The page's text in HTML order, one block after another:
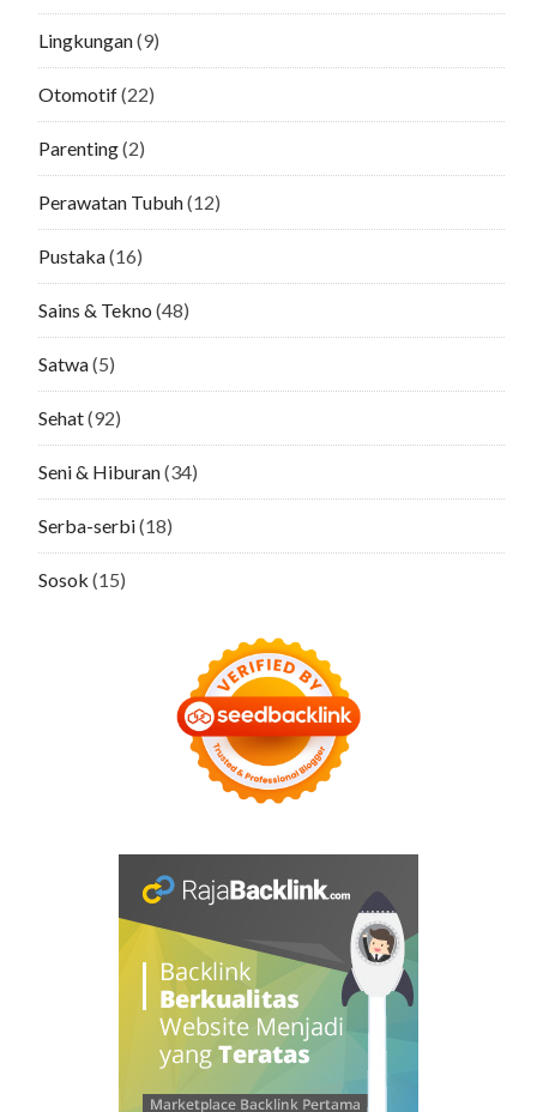
Lingkungan(9)
Otomotif(22)
Parenting(2)
Perawatan Tubuh(12)
Pustaka(16)
Sains & Tekno (48)
Satwa(5)
Sehat(92)
Seni & Hiburan(34)
Serba-serbi(18)
Sosok (15)